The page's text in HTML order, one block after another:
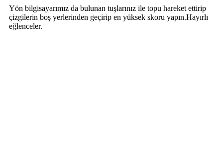
Yön bilgisayarımız da bulunan tuşlarınız ile topu hareket ettirip
çizgilerin boş yerlerinden geçirip en yüksek skoru yapın.Hayırlı
eğlenceler.